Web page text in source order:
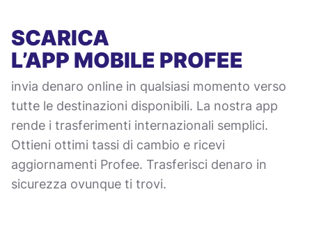
SCARICA
L’APP MOBILE PROFEE
invia denaro online in qualsiasi momento verso
tutte le destinazioni disponibili. La nostra app
rende i trasferimenti internazionali semplici.
Ottieni ottimi tassi di cambio e ricevi
aggiornamenti Profee. Trasferisci denaro in
sicurezza ovunque ti trovi.